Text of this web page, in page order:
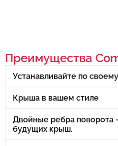
Преимущества
Устанавливайте по
Крыша в вашем стиле
Двойные ребра поворота
будущих крыш.